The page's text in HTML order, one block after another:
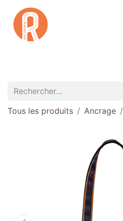
Tous les produits Ancrage